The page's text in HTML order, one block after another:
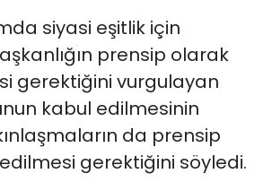
siyasi eşitlik için
prensip olarak
gerektiğini vurgulayan
kabul edilmesinin
da prensip
gerektiğini söyledi.